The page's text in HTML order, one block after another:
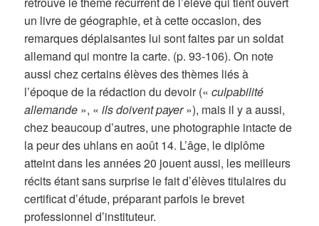
un livre de géographie, et à cette occasion, des
remarques déplaisantes lui sont faites par un soldat
allemand qui montre la carte. (p. 93-106). On note
aussi chez certains élèves des thèmes liés à
l’époque de la rédaction du devoir («culpabilité
allemande », «ils doivent payer»), mais il y a aussi,
chez beaucoup d’autres, une photographie intacte de
la peur des uhlans en août 14. L’âge, le diplôme
atteint dans les années 20 jouent aussi, les meilleurs
récits étant sans surprise le fait d’élèves titulaires du
certificat d’étude, préparant parfois le brevet
professionnel d’instituteur.